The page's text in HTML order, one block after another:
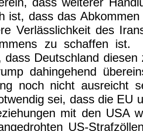
ist, dass das
Verlässlichkeit des
zu schaffen ist.
dass Deutschland
dahingehend
noch nicht ausreicht
sei, dass die EU
mit den USA
US-